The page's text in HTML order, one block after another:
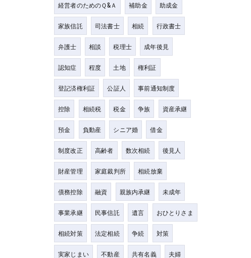
経営者のためのＱ&Ａ 補助金 助成金
家族信託 司法書士 相続 行政書士
弁護士 相談 税理士 成年後見
認知症 程度 土地 権利証
登記済権利証 公証人 事前通知制度
控除 相続税 税金 争族 資産承継
預金 負動産 シニア婚 借金
制度改正 高齢者 数次相続 後見人
財産管理 家庭裁判所 相続放棄
債務控除 融資 親族内承継 未成年
事業承継 民事信託 遺言 おひとりさま
相続対策 法定相続 争続 対策
実家じまい 不動産 共有名義 夫婦